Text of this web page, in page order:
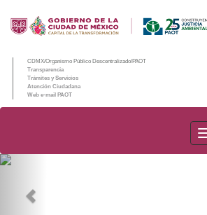
CDMX/Organismo Público Descentralizado/PAOT
Transparencia
Trámites y Servicios
Atención Ciudadana
Web e-mail PAOT